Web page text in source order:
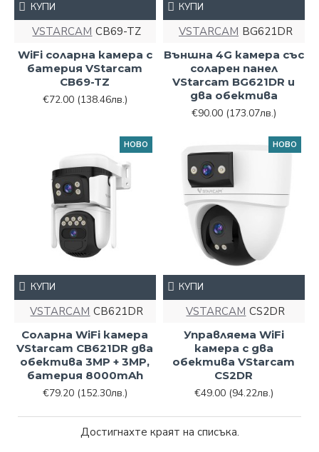
VSTARCAM CB69-TZ
WiFi соларна камера с
батерия VStarcam
CB69-TZ
€72.00 (138.46лв.)
КУПИ
VSTARCAM BG621DR
Външна 4G камера със
соларен панел
VStarcam BG621DR и
два обектива
€90.00 (173.07лв.)
КУПИ
НОВО
VSTARCAM CB621DR
Соларна WiFi камера
VStarcam CB621DR два
обектива 3MP + 3MP,
батерия 8000mAh
€79.20 (152.30лв.)
КУПИ
НОВО
VSTARCAM CS2DR
Управляема WiFi
камера с два
обектива VStarcam
CS2DR
€49.00 (94.22лв.)
КУПИ
Достигнахте краят на списъка.